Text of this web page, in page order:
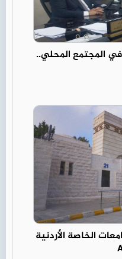
المجتمع المحلي..
الخاصة الأردنية